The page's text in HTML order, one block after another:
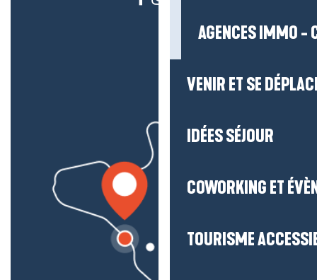
AGENCES IMMO -
VENIR ET SE
IDÉES SÉJOUR
COWORKING ET
TOURISME